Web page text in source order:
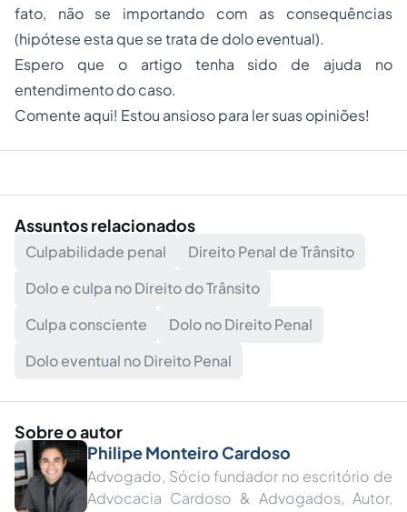
fato, não se importando com as consequências
(hipótese esta que se trata de dolo eventual).
Espero que o artigo tenha sido de ajuda no
entendimento do caso.
Comente aqui! Estou ansioso para ler suas opiniões!
Assuntos relacionados
Culpabilidade penal
Direito Penal de Trânsito
Dolo e culpa no Direito do Trânsito
Culpa consciente
Dolo no Direito Penal
Dolo eventual no Direito Penal
Sobre o autor
Philipe Monteiro Cardoso
Advogado, Sócio fundador no escritório de
Advocacia Cardoso & Advogados, Autor,